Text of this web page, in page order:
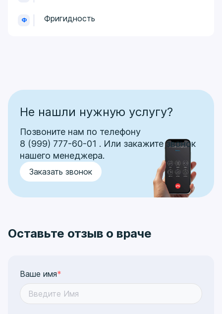
Ф Фригидность
Заказать звонок
Не нашли нужную услугу?
Позвоните нам по телефону
8 (999) 777-60-01 . Или закажите звонок
нашего менеджера.
Оставьте отзыв о враче
Ваше имя*